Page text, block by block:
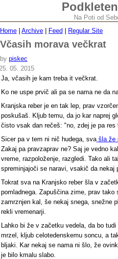
Na Poti od
Home
Archive Feed Regular Site
Včasih morava večkrat
by piskec
05. 2015
Ja, včasih je kam treba it večkrat.
Ko ne uspe prvič ali pa se nama ne da
Kranjska reber je en tak lep, prav
poskušaš. Kljub temu, da jo kar naprej
čisto vsak dan rečeš: "no, zdej je pa res
Sicer pa v tem ni nič hudega, svašla že
Zakaj pa pravzaprav ne? Saj je vedno
vreme, razpoloženje, razgledi. Tako ali
spreminjajoči se naravi, vsakič da nekaj
Tokrat sva na Kranjsko reber šla v
pomladnega. Zapuščina zime, prav tako
zamrznjen kal, še nekaj snega, snežne
rekli vremenarji.
Lahko bi že v začetku vedela, da bo
mrzel, kljub celotedenskemu soncu, a
bljaki. Kar nekaj se nama ni šlo, že
je bilo kmalu slabo.